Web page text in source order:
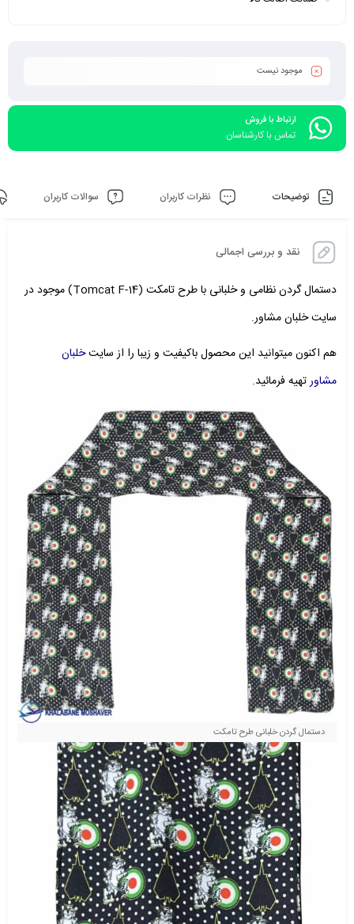
موجود نیست
ارتباط با فروش
تماس با کارشناسان
توضیحات نظرات کاربران سوالات کاربران
نقد و بررسی اجمالی
دستمال گردن نظامی و خلبانی با طرح تامکت (Tomcat F-14) موجود در
سایت خلبان مشاور.
هم اکنون میتوانید این محصول باکیفیت و زیبا را از سایتخلبان
مشاورتهیه فرمائید.
دستمال گردن خلبانی طرح تامکت